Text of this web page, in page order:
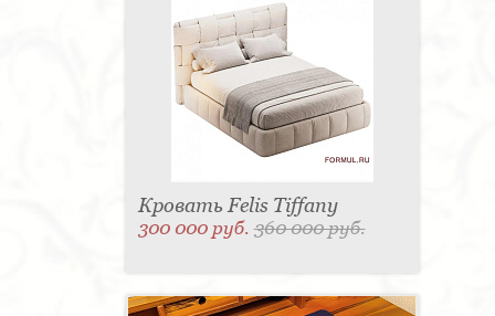
Кровать Felis Tiffany
300 000 руб.360 000 руб.